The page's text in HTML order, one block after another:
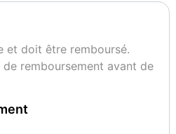
et doit être remboursé.
remboursement avant de